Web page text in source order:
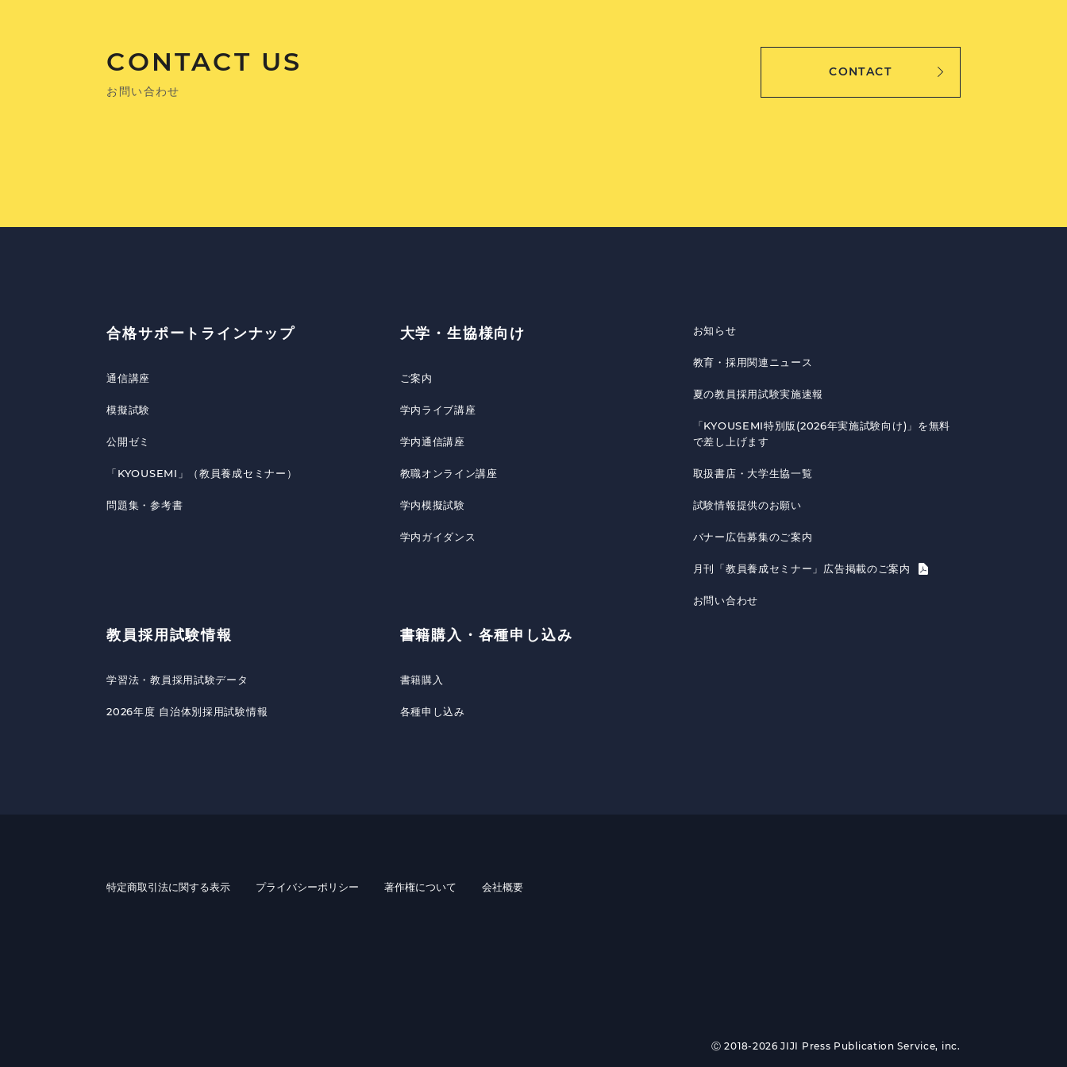
CONTACT US
お問い合わせ
CONTACT
合格サポートラインナップ
通信講座
模擬試験
公開ゼミ
「KYOUSEMI」（教員養成セミナー）
問題集・参考書
教員採用試験情報
学習法・教員採用試験データ
2026年度 自治体別採用試験情報
大学・生協様向け
ご案内
学内ライブ講座
学内通信講座
教職オンライン講座
学内模擬試験
学内ガイダンス
書籍購入・各種申し込み
書籍購入
各種申し込み
お知らせ
教育・採用関連ニュース
夏の教員採用試験実施速報
「KYOUSEMI特別版(2026年実施試験向け)」を無料
で差し上げます
取扱書店・大学生協一覧
試験情報提供のお願い
バナー広告募集のご案内
月刊「教員養成セミナー」広告掲載のご案内
お問い合わせ
特定商取引法に関する表示 プライバシーポリシー 著作権について 会社概要
Ⓒ 2018-2026 JIJI Press Publication Service, inc.